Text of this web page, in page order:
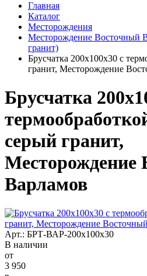
Главная
Каталог
Месторождения
Месторождение Восточный
гранит)
Брусчатка 200x100x30 с
гранит, Месторождение
Брусчатка
серый гранит,
Месторождение
Варламов
Арт.: БРТ-ВАР-200x100x30
В наличии
от
3 950